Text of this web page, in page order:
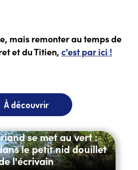
mais remonter au temps de
et du Titien, c'est par ici !
À découvrir
se met au vert :
le petit nid douillet
l'écrivain